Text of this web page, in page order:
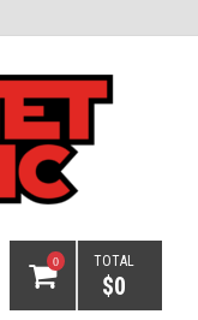
0 TOTAL
$0